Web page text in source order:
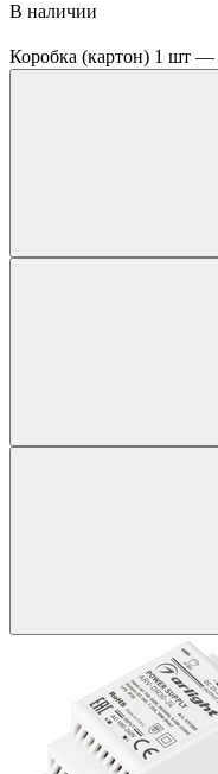
В наличии
Коробка (картон) 1 шт —